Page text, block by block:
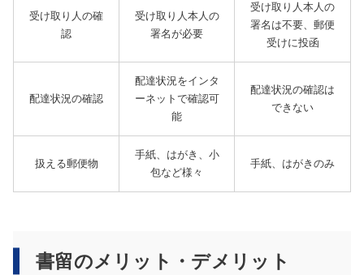
受け取り人の確
認
受け取り人本人の
署名が必要
受け取り人本人の
署名は不要、郵便
受けに投函
配達状況の確認
配達状況をインタ
ーネットで確認可
能
配達状況の確認は
できない
扱える郵便物
手紙、はがき、小
包など様々
手紙、はがきのみ
書留のメリット・デメリット